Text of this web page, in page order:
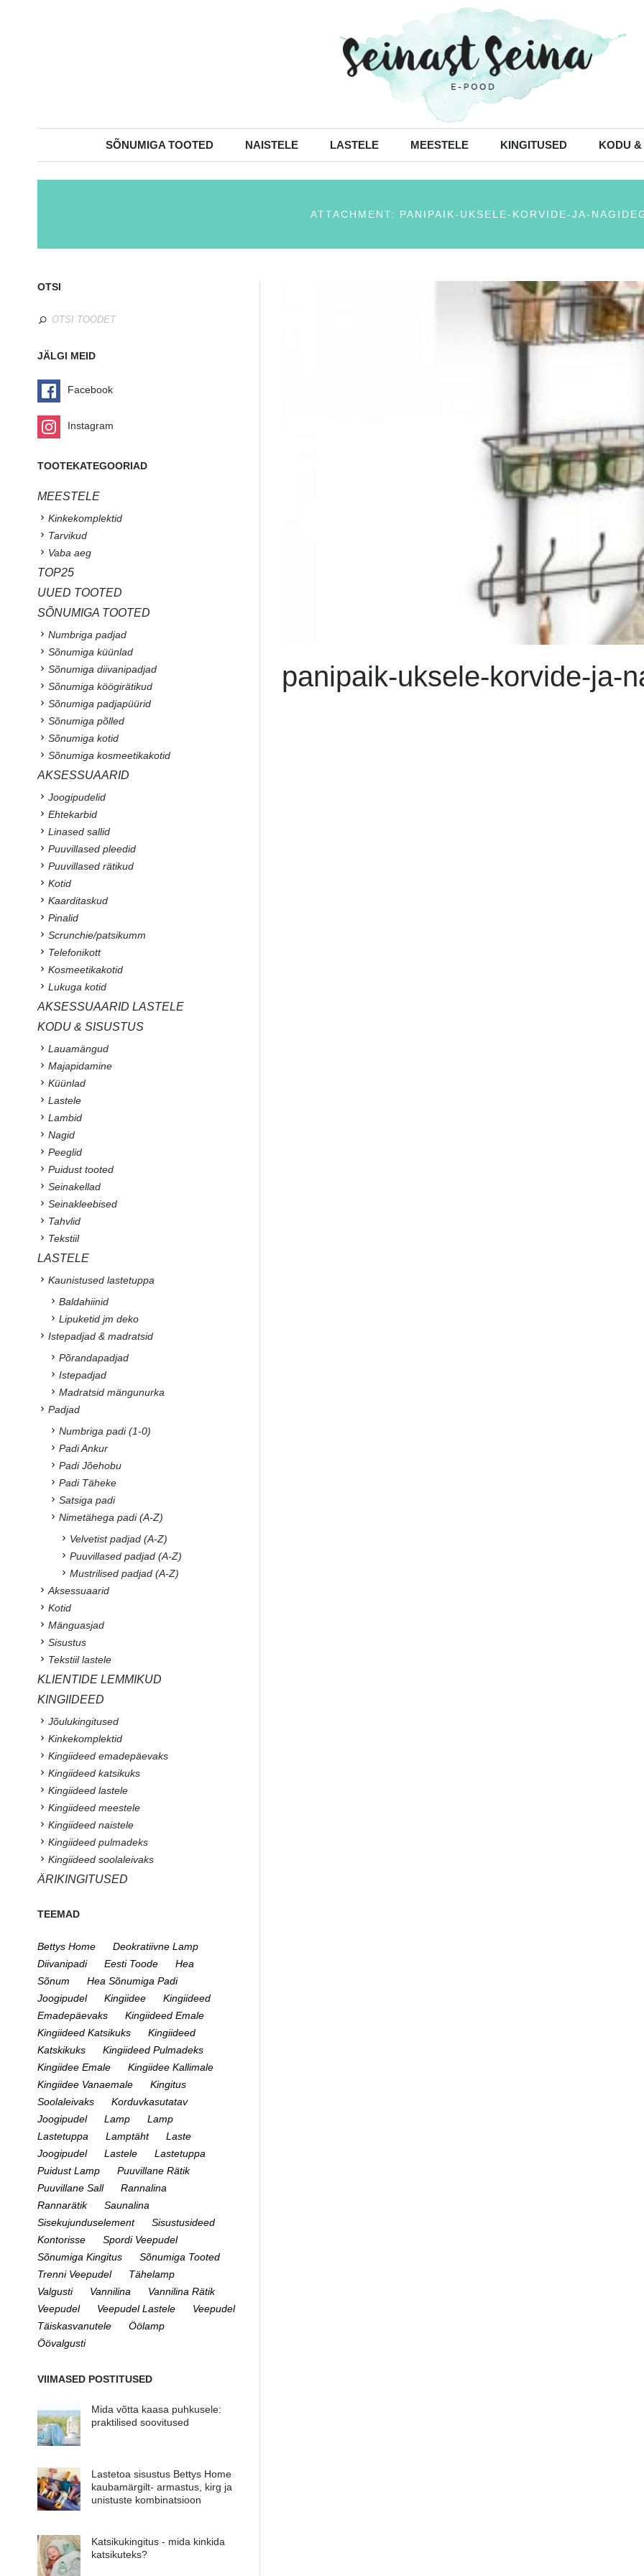
SÕNUMIGA TOOTED NAISTELE LASTELE MEESTELE KINGITUSED KODU &
ATTACHMENT: PANIPAIK-UKSELE-KORVIDE-JA-
panipaik-uksele-korvide-ja-
OTSI
JÄLGI MEID
Facebook
Instagram
TOOTEKATEGOORIAD
MEESTELE
Kinkekomplektid
Tarvikud
Vaba aeg
TOP25
UUED TOOTED
SÕNUMIGA TOOTED
Numbriga padjad
Sõnumiga küünlad
Sõnumiga diivanipadjad
Sõnumiga köögirätikud
Sõnumiga padjapüürid
Sõnumiga põlled
Sõnumiga kotid
Sõnumiga kosmeetikakotid
AKSESSUAARID
Joogipudelid
Ehtekarbid
Linased sallid
Puuvillased pleedid
Puuvillased rätikud
Kotid
Kaarditaskud
Pinalid
Scrunchie/patsikumm
Telefonikott
Kosmeetikakotid
Lukuga kotid
AKSESSUAARID LASTELE
KODU & SISUSTUS
Lauamängud
Majapidamine
Küünlad
Lastele
Lambid
Nagid
Peeglid
Puidust tooted
Seinakellad
Seinakleebised
Tahvlid
Tekstiil
LASTELE
Kaunistused lastetuppa
Baldahiinid
Lipuketid jm deko
Istepadjad & madratsid
Põrandapadjad
Istepadjad
Madratsid mängunurka
Padjad
Numbriga padi (1-0)
Padi Ankur
Padi Jõehobu
Padi Täheke
Satsiga padi
Nimetähega padi (A-Z)
Velvetist padjad (A-Z)
Puuvillased padjad (A-Z)
Mustrilised padjad (A-Z)
Aksessuaarid
Kotid
Mänguasjad
Sisustus
Tekstiil lastele
KLIENTIDE LEMMIKUD
KINGIIDEED
Jõulukingitused
Kinkekomplektid
Kingiideed emadepäevaks
Kingiideed katsikuks
Kingiideed lastele
Kingiideed meestele
Kingiideed naistele
Kingiideed pulmadeks
Kingiideed soolaleivaks
ÄRIKINGITUSED
TEEMAD
Bettys Home
Deokratiivne Lamp
Diivanipadi
Eesti Toode
Hea
Sõnum
Hea Sõnumiga Padi
Joogipudel
Kingiidee
Kingiideed
Emadepäevaks
Kingiideed Emale
Kingiideed Katsikuks
Kingiideed
Katskikuks
Kingiideed Pulmadeks
Kingiidee Emale
Kingiidee Kallimale
Kingiidee Vanaemale
Kingitus
Soolaleivaks
Korduvkasutatav
Joogipudel
Lamp
Lamp
Lastetuppa
Lamptäht
Laste
Joogipudel
Lastele
Lastetuppa
Puidust Lamp
Puuvillane Rätik
Puuvillane Sall
Rannalina
Rannarätik
Saunalina
Sisekujunduselement
Sisustusideed
Kontorisse
Spordi Veepudel
Sõnumiga Kingitus
Sõnumiga Tooted
Trenni Veepudel
Tähelamp
Valgusti
Vannilina
Vannilina Rätik
Veepudel
Veepudel Lastele
Veepudel
Täiskasvanutele
Öölamp
Öövalgusti
VIIMASED POSTITUSED
Mida võtta kaasa puhkusele:
praktilised soovitused
Lastetoa sisustus Bettys Home
kaubamärgilt- armastus, kirg ja
unistuste kombinatsioon
Katsikukingitus - mida kinkida
katsikuteks?